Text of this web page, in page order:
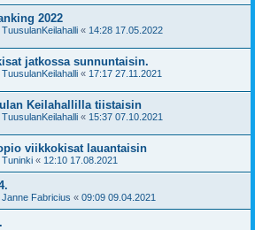
2022
TuusulanKeilahalli « 14:28 17.05.2022
jatkossa sunnuntaisin.
TuusulanKeilahalli « 17:17 27.11.2021
Keilahallilla tiistaisin
TuusulanKeilahalli « 15:37 07.10.2021
viikkokisat lauantaisin
Tuninki « 12:10 17.08.2021
Janne Fabricius « 09:09 09.04.2021